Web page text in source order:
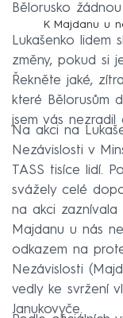
Bělorusko
K Majdanu u
Lukašenko lidem
změny, pokud si
Řekněte jaké,
které Bělorusům
jsem vás nezradil
Na akci na
Nezávislosti v
TASS tisíce lidí.
svážely celé
na akci zaznívala
Majdanu u nás
odkazem na
Nezávislosti
vedly ke svržení
Janukovyče.